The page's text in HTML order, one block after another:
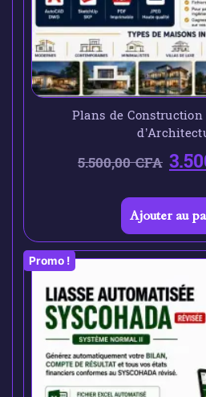
Plans de Construction
5.500,00CFA
Ajouter au
Promo !